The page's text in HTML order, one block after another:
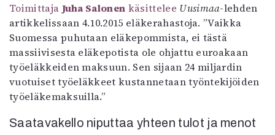
Toimittaja Juha Salonen käsittelee Uusimaa-lehden
artikkelissaan 4.10.2015 eläkerahastoja. ”Vaikka
Suomessa puhutaan eläkepommista, ei tästä
massiivisesta eläkepotista ole ohjattu euroakaan
työeläkkeiden maksuun. Sen sijaan 24 miljardin
vuotuiset työeläkkeet kustannetaan työntekijöiden
työeläkemaksuilla.”
Saatavakello niputtaa yhteen tulot ja menot